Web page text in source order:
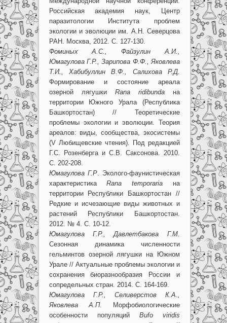
Российская академия наук, Центр
паразитологии Института проблем
экологии и эволюции им. А.Н. Северцова
РАН. Москва, 2012. С. 127-130.
Фоминых А.С., Файзулин А.И.,
Юмагулова Г.Р., Зарипова Ф.Ф., Яковлева
Т.И., Хабибуллин В.Ф., Салихова Р.Д.
Формирование и состояние ареала
озерной лягушки Rana ridibundaна
территории Южного Урала (Республика
Башкортостан) // Теоретические
проблемы экологии и эволюции. Теория
ареалов: виды, сообщества, экосистемы
(V Любищевские чтения). Под редакцией
Г.С. Розенберга и С.В. Саксонова. 2010.
С. 202-208.
Юмагулова Г.Р. Эколого-фаунистическая
характеристикаRana temporaria на
территории Республики Башкортостан //
Редкие и исчезающие виды животных и
растений Республики Башкортостан.
2012. № 4. С. 10-12.
Юмагулова Г.Р., Давлетбакова Г.М.
Сезонная динамика численности
гельминтов озерной лягушки на Южном
Урале // Актуальные проблемы экологии и
сохранения биоразнообразия России и
сопредельных стран. 2014. С. 164-169.
Юмагулова Г.Р., Селиверстов К.А.,
Яковлева А.П. Морфобиологические
особенности популяций Bufo viridis